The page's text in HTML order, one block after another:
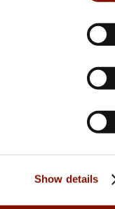
Show details